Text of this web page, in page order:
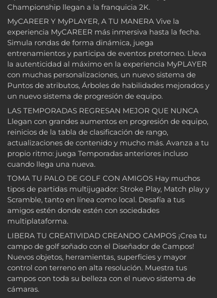
Championship llegan a la franquicia 2K.
MyCAREER Y MyPLAYER, A TU MANERA Vive la
experiencia MyCAREER más inmersiva hasta la fecha.
Simula rondas de forma dinámica, juega
entrenamientos y participa de eventos pretorneo. Lleva
la autenticidad al máximo en la experiencia MyPLAYER
con muchas personalizaciones, un nuevo sistema de
Puntos de atributos, Árboles de habilidades mejorados y
un nuevo sistema de progresión de equipo.
LAS TEMPORADAS REGRESAN MEJOR QUE NUNCA
Llegan con grandes aumentos en progresión de equipo,
reinicios de la tabla de clasificación de rango,
actualizaciones de contenido y mucho más. Avanza a tu
propio ritmo: juega Temporadas anteriores incluso
cuando llega una nueva.
TOMA TU PALO DE GOLF CON AMIGOS Hay muchos
tipos de partidas multijugador: Stroke Play, Match play y
Scramble, tanto en línea como local. Desafía a tus
amigos estén donde estén con sociedades
multiplataforma.
LIBERA TU CREATIVIDAD CREANDO CAMPOS ¡Crea tu
campo de golf soñado con el Diseñador de Campos!
Nuevos objetos, herramientas, superficies y mayor
control con terreno en alta resolución. Muestra tus
campos con toda su belleza con el nuevo sistema de
cámaras.